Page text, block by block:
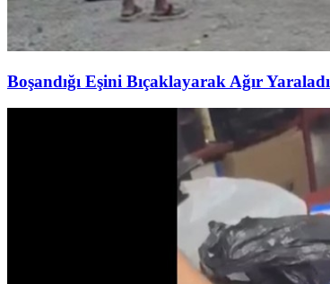
Boşandığı Eşini Bıçaklayarak Ağır Yaraladı